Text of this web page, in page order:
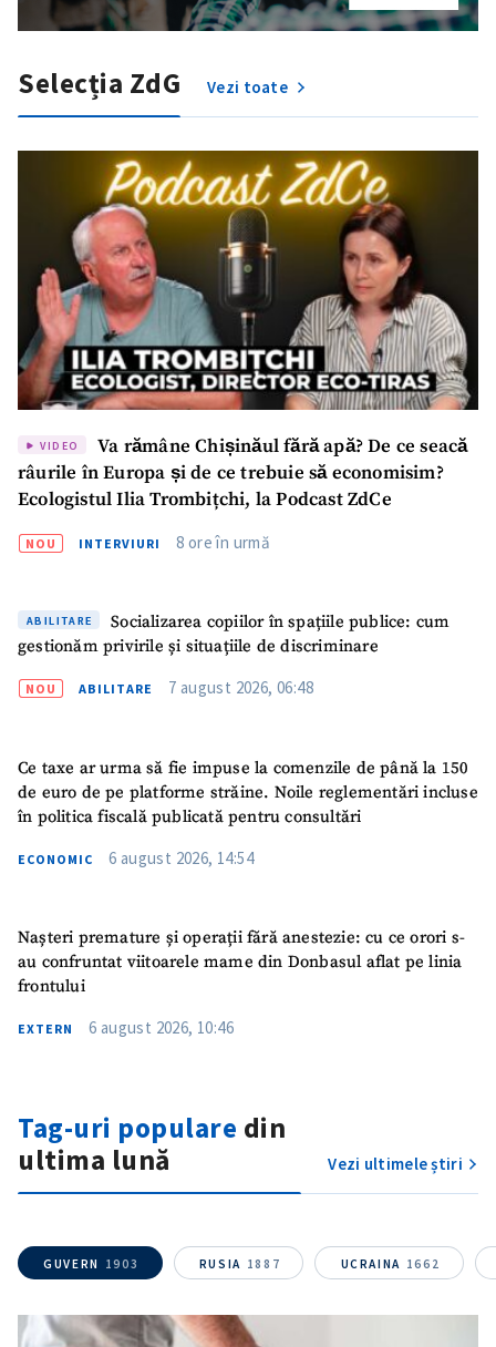
Selecția ZdG Vezi toate
VIDEO
Va rămâne Chișinăul fără apă? De ce seacă
râurile în Europa și de ce trebuie să economisim?
Ecologistul Ilia Trombițchi, la Podcast ZdCe
NOU INTERVIURI 8 ore în urmă
ABILITARE
Socializarea copiilor în spațiile publice: cum
gestionăm privirile și situațiile de discriminare
NOU ABILITARE 7 august 2026, 06:48
Ce taxe ar urma să fie impuse la comenzile de până la 150
de euro de pe platforme străine. Noile reglementări incluse
în politica fiscală publicată pentru consultări
ECONOMIC 6 august 2026, 14:54
Nașteri premature și operații fără anestezie: cu ce orori s-
au confruntat viitoarele mame din Donbasul aflat pe linia
frontului
EXTERN 6 august 2026, 10:46
Tag-uri populare din
ultima lună
Vezi ultimele știri
GUVERN 1903 RUSIA 1887 UCRAINA 1662